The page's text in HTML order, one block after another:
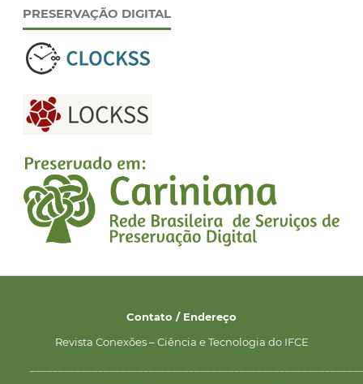
PRESERVAÇÃO DIGITAL
Contato / Endereço
Revista Conexões – Ciência e Tecnologia do IFCE